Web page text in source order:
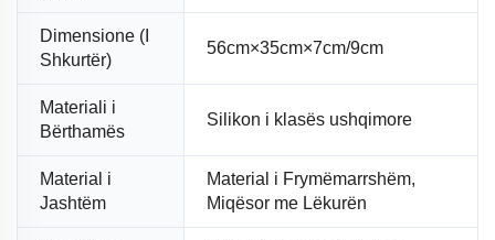
Dimensione (I
Shkurtër)
56cm×35cm×7cm/9cm
Materiali i
Bërthamës
Silikon i klasës ushqimore
Material i
Jashtëm
Material i Frymëmarrshëm,
Miqësor me Lëkurën